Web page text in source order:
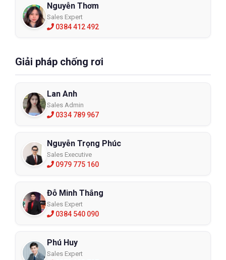
Nguyễn Thơm
Sales Expert
0384 412 492
Giải pháp chống rơi
Lan Anh
Sales Admin
0334 789 967
Nguyễn Trọng Phúc
Sales Executive
0979 775 160
Đỗ Minh Thắng
Sales Expert
0384 540 090
Phú Huy
Sales Expert